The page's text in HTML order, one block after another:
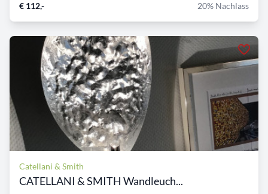
€ 112,- 20% Nachlass
Catellani & Smith
CATELLANI & SMITH Wandleuch...